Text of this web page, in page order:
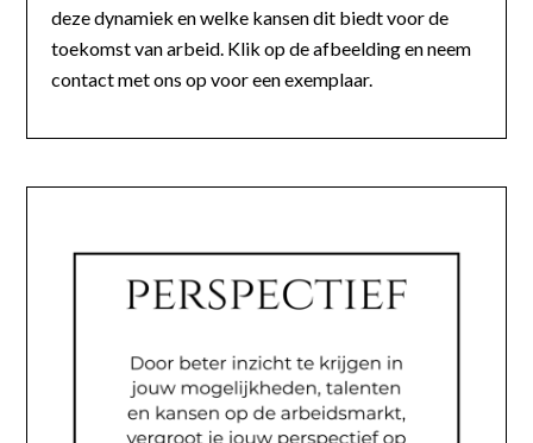
deze dynamiek en welke kansen dit biedt voor de
toekomst van arbeid. Klik op de afbeelding en neem
contact met ons op voor een exemplaar.